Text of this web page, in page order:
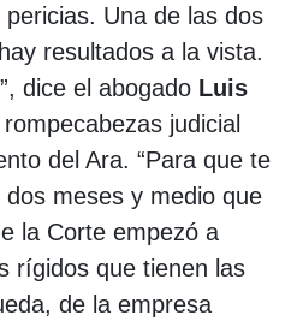
Una de las dos
resultados a la vista.
dice el abogado Luis
judicial
del Ara. “Para que te
meses y medio que
la Corte empezó a
rígidos que tienen las
de la empresa